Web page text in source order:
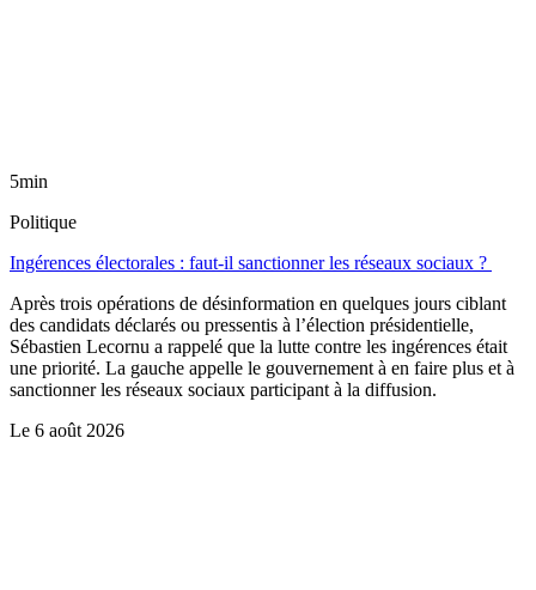
5min
Politique
Ingérences électorales : faut-il sanctionner les réseaux sociaux ?
Après trois opérations de désinformation en quelques jours ciblant
des candidats déclarés ou pressentis à l’élection présidentielle,
Sébastien Lecornu a rappelé que la lutte contre les ingérences était
une priorité. La gauche appelle le gouvernement à en faire plus et à
sanctionner les réseaux sociaux participant à la diffusion.
Le 6 août 2026